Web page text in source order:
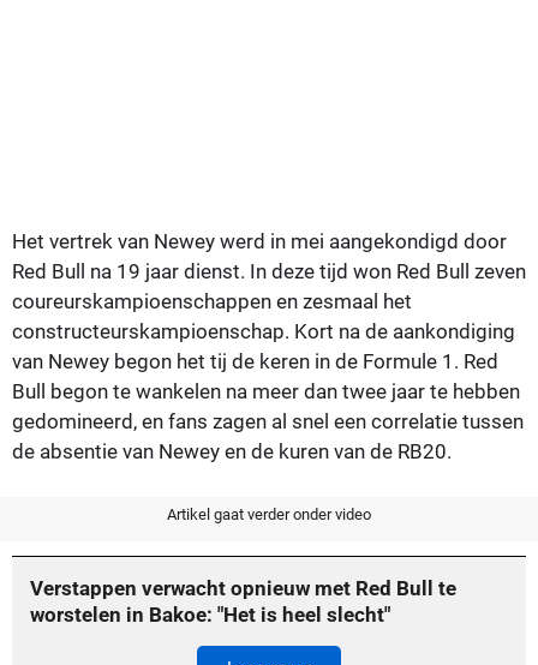
Het vertrek van Newey werd in mei aangekondigd door
Red Bull na 19 jaar dienst. In deze tijd won Red Bull zeven
coureurskampioenschappen en zesmaal het
constructeurskampioenschap. Kort na de aankondiging
van Newey begon het tij de keren in de Formule 1. Red
Bull begon te wankelen na meer dan twee jaar te hebben
gedomineerd, en fans zagen al snel een correlatie tussen
de absentie van Newey en de kuren van de RB20.
Artikel gaat verder onder video
Verstappen verwacht opnieuw met Red Bull te
worstelen in Bakoe: "Het is heel slecht"